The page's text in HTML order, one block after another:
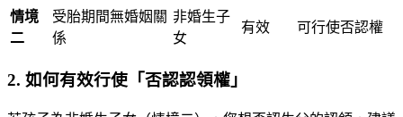
情境
二
受胎期間無婚姻關
係
非婚生子
女
有效 可行使否認權
2. 如何有效行使「否認認領權」